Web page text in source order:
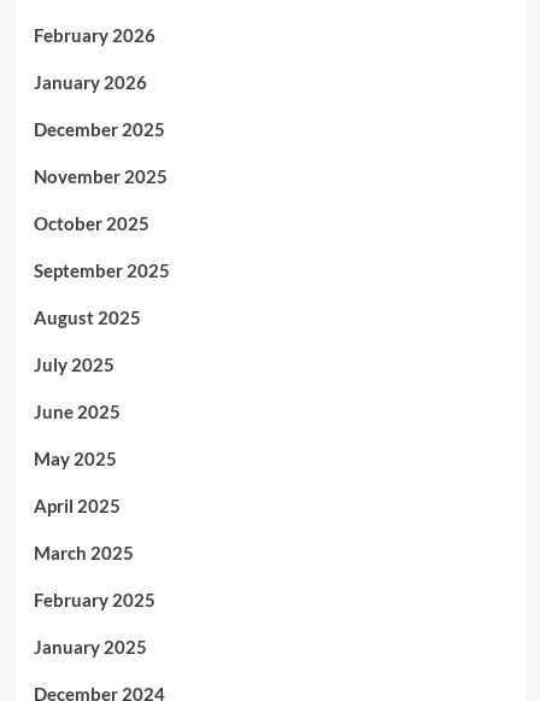
February 2026
January 2026
December 2025
November 2025
October 2025
September 2025
August 2025
July 2025
June 2025
May 2025
April 2025
March 2025
February 2025
January 2025
December 2024